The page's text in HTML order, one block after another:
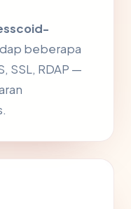
beberapa
SSL, RDAP —